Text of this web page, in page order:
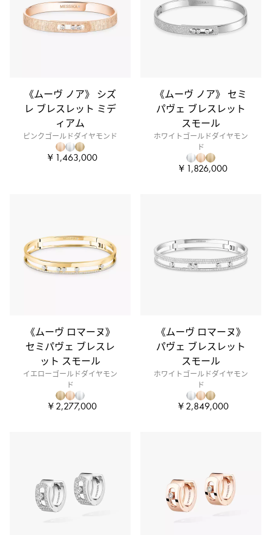
《ムーヴ ノア》 シズ
レ ブレスレット ミデ
ィアム
ピンクゴールドダイヤモンド
￥1,463,000
《ムーヴ ノア》 セミ
パヴェ ブレスレット
スモール
ホワイトゴールドダイヤモン
ド
￥1,826,000
《ムーヴ ロマーヌ》
セミパヴェ ブレスレ
ット スモール
イエローゴールドダイヤモン
ド
￥2,277,000
《ムーヴ ロマーヌ》
パヴェ ブレスレット
スモール
ホワイトゴールドダイヤモン
ド
￥2,849,000